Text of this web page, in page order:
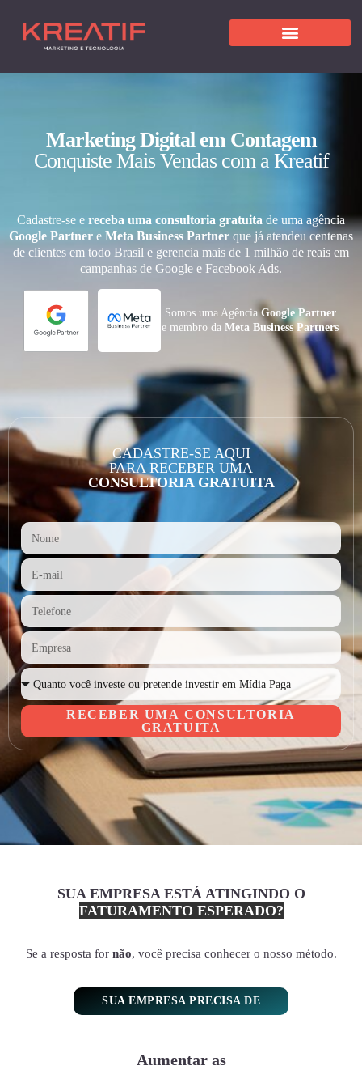
Marketing Digital em Contagem
Conquiste Mais Vendas com a Kreatif
Cadastre-se e receba uma consultoria gratuita de uma agência
Google Partner e Meta Business Partner que já atendeu centenas
de clientes em todo Brasil e gerencia mais de 1 milhão de reais em
campanhas de Google e Facebook Ads.
Somos uma AgênciaGoogle Partner
e membro daMeta Business Partners
CADASTRE-SE AQUI
PARA RECEBER UMA
CONSULTORIA GRATUITA
RECEBER UMA CONSULTORIA
GRATUITA
SUA EMPRESA ESTÁ ATINGINDO O
FATURAMENTO ESPERADO?
Se a resposta for não, você precisa conhecer o nosso método.
SUA EMPRESA PRECISA DE
Aumentar as